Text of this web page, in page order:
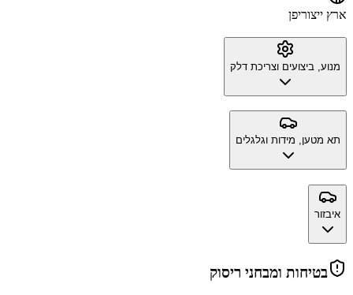
ארץ ייצוריפן
מנוע, ביצועים וצריכת דלק
תא מטען, מידות וגלגלים
איבזור
בטיחות ומבחני ריסוק